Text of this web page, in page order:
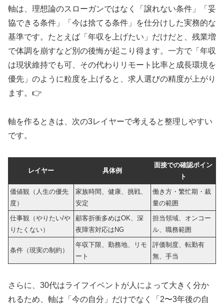
軸は、理想論のスローガンではなく「譲れない条件」「妥
協できる条件」「今は捨てる条件」を仕分けした実務的な
基準です。たとえば「年収を上げたい」だけだと、残業増
で体調を崩すなど別の後悔が起こり得ます。一方で「年収
は現状維持でも可、その代わりリモート比率と成長環境を
優先」のように粒度を上げると、求人選びの精度が上がり
ます。👉
軸を作るときは、次の3レイヤーで考えると整理しやすい
です。
レイヤー 具体例
面接での確認ポイン
ト
価値観（人生の優先
度）
家族時間、健康、挑戦、
安定
働き方・繁忙期・裁
量の範囲
仕事観（やりたい/や
りたくない）
顧客折衝多めはOK、深
夜障害対応はNG
担当領域、オンコー
ル、職務範囲
条件（現実の制約）
年収下限、勤務地、リモ
ート
評価制度、転勤有
無、手当
さらに、30代はライフイベントが人によって大きく分か
れるため、軸は「今の自分」だけでなく「2〜3年後の自